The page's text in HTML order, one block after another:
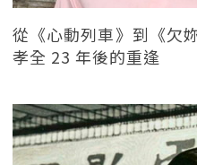
從《心動列車》到《欠
孝全 23 年後的重逢